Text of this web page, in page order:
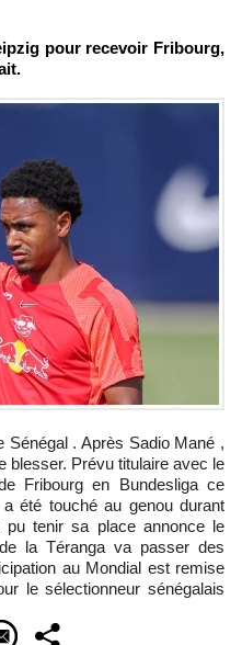
pour recevoir Fribourg,
blesser. Prévu titulaire avec le
Fribourg en Bundesliga ce
été touché au genou durant
pu tenir sa place annonce le
la Téranga va passer des
au Mondial est remise
le sélectionneur sénégalais